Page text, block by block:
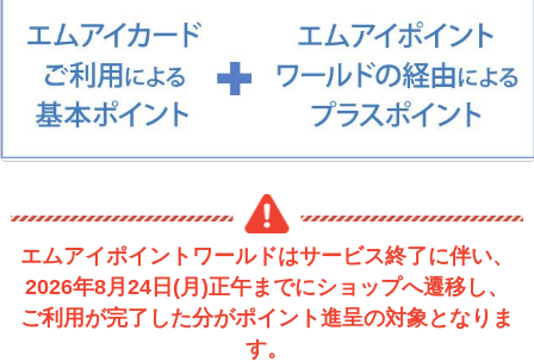
エムアイポイントワールドはサービス終了に伴い、
2026年8月24日(月)正午までにショップへ遷移し、
ご利用が完了した分がポイント進呈の対象となりま
す。